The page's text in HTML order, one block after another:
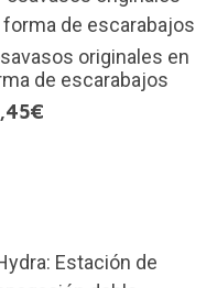
originales en
de escarabajos